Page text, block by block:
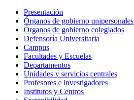
Presentación
Órganos de gobierno unipersonales
Órganos de gobierno colegiados
Defensoría Universitaria
Campus
Facultades y Escuelas
Departamentos
Unidades y servicios centrales
Profesores e investigadores
Institutos y Centros